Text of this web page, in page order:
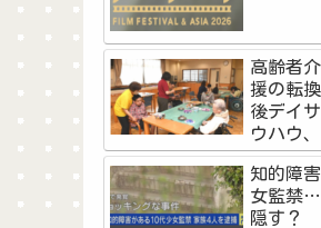
高齢者
援の転
後デイ
ウハウ
松市の
竜厚生会
知的障
女監禁…
隠す？